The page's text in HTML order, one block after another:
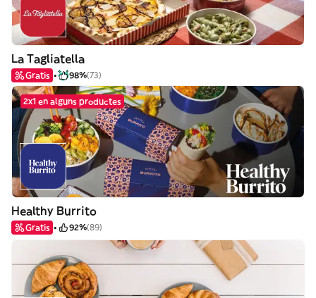
La Tagliatella
Gratis 98%(73)
2x1 en alguns productes
Healthy Burrito
Gratis 92%(89)